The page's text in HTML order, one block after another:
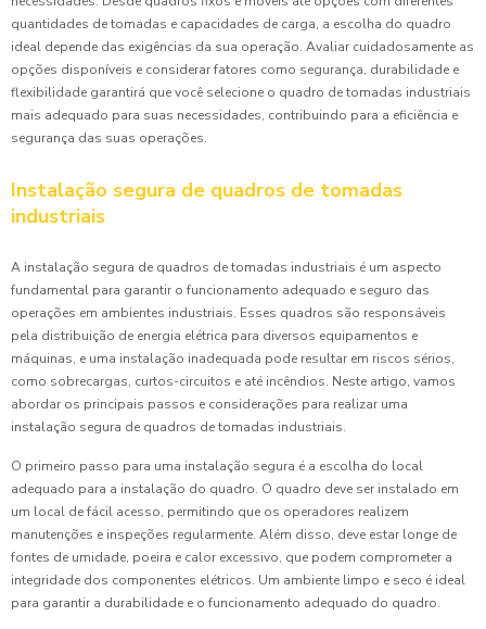
quantidades de tomadas e capacidades de carga, a escolha do quadro
ideal depende das exigências da sua operação. Avaliar cuidadosamente as
opções disponíveis e considerar fatores como segurança, durabilidade e
flexibilidade garantirá que você selecione o quadro de tomadas industriais
mais adequado para suas necessidades, contribuindo para a eficiência e
segurança das suas operações.
Instalação segura de quadros de tomadas
industriais
A instalação segura de quadros de tomadas industriais é um aspecto
fundamental para garantir o funcionamento adequado e seguro das
operações em ambientes industriais. Esses quadros são responsáveis
pela distribuição de energia elétrica para diversos equipamentos e
máquinas, e uma instalação inadequada pode resultar em riscos sérios,
como sobrecargas, curtos-circuitos e até incêndios. Neste artigo, vamos
abordar os principais passos e considerações para realizar uma
instalação segura de quadros de tomadas industriais.
O primeiro passo para uma instalação segura é a escolha do local
adequado para a instalação do quadro. O quadro deve ser instalado em
um local de fácil acesso, permitindo que os operadores realizem
manutenções e inspeções regularmente. Além disso, deve estar longe de
fontes de umidade, poeira e calor excessivo, que podem comprometer a
integridade dos componentes elétricos. Um ambiente limpo e seco é ideal
para garantir a durabilidade e o funcionamento adequado do quadro.